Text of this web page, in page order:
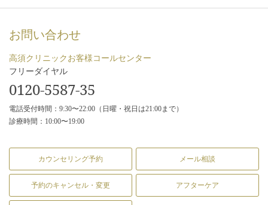
お問い合わせ
高須クリニックお客様コールセンター
フリーダイヤル
0120-5587-35
電話受付時間：9:30〜22:00（日曜・祝日は21:00まで）
診療時間：10:00〜19:00
カウンセリング予約 メール相談
予約のキャンセル・変更 アフターケア